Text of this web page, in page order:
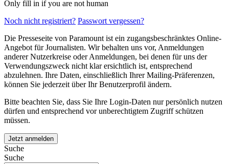
Only fill in if you are not human
Noch nicht registriert? Passwort vergessen?
Die Presseseite von Paramount ist ein zugangsbeschränktes Online-
Angebot für Journalisten. Wir behalten uns vor, Anmeldungen
anderer Nutzerkreise oder Anmeldungen, bei denen für uns der
Verwendungszweck nicht klar ersichtlich ist, entsprechend
abzulehnen. Ihre Daten, einschließlich Ihrer Mailing-Präferenzen,
können Sie jederzeit über Ihr Benutzerprofil ändern.
Bitte beachten Sie, dass Sie Ihre Login-Daten nur persönlich nutzen
dürfen und entsprechend vor unberechtigtem Zugriff schützen
müssen.
Suche
Suche